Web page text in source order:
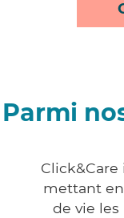
Parmi
mettant
de vie